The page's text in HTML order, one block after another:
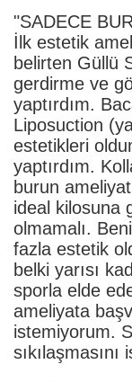
"SADECE
İlk estetik
belirten Güllü
gerdirme ve
yaptırdım.
Liposuction
estetikleri
yaptırdım.
burun
ideal kilosuna
olmamalı.
fazla estetik
belki yarısı
sporla elde
ameliyata
istemiyorum.